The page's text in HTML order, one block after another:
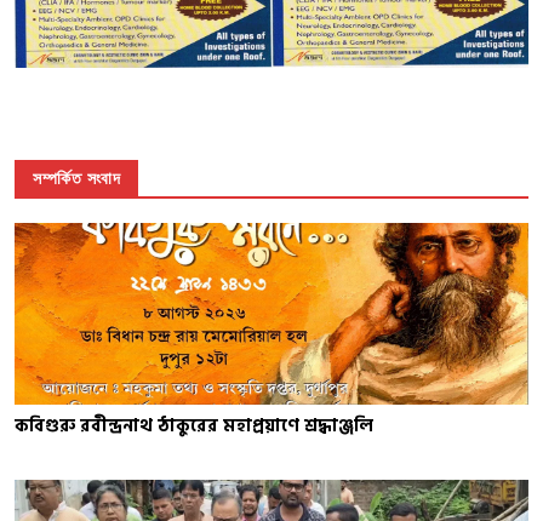
সম্পর্কিত সংবাদ
কবিগুরু রবীন্দ্রনাথ ঠাকুরের মহাপ্রয়াণে শ্রদ্ধাঞ্জলি